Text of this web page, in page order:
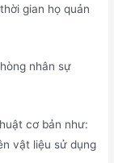
gian họ quản
nhân sự
cơ bản như:
vật liệu sử dụng